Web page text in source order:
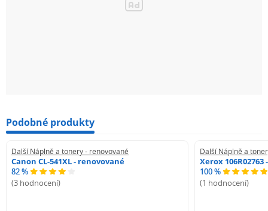
Podobné produkty
Další Náplně a tonery - renovované
Canon CL-541XL - renovované
82 %
(3 hodnocení)
Další Náplně a
Xerox
100 %
(1 hodnocení)